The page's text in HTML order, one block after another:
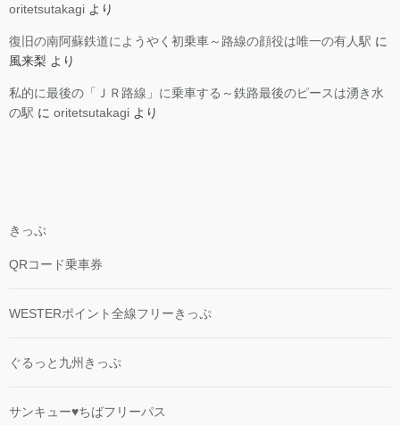
oritetsutakagi より
復旧の南阿蘇鉄道にようやく初乗車～路線の顔役は唯一の有人駅 に
風来梨 より
私的に最後の「ＪＲ路線」に乗車する～鉄路最後のピースは湧き水
の駅 に oritetsutakagi より
きっぷ
QRコード乗車券
WESTERポイント全線フリーきっぷ
ぐるっと九州きっぷ
サンキュー♥ちばフリーパス